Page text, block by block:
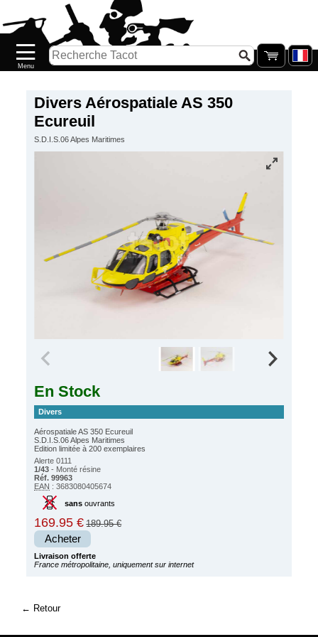
Divers Aérospatiale AS 350
Ecureuil
S.D.I.S.06 Alpes Maritimes
En Stock
Divers
Aérospatiale AS 350 Ecureuil
S.D.I.S.06 Alpes Maritimes
Edition limitée à 200 exemplaires
Alerte 0111
1/43 - Monté résine
Réf. 99963
EAN : 3683080405674
sansouvrants
169.95 € 189.95 €
Acheter
Livraison offerte
France métropolitaine, uniquement sur internet
Retour
Nouveautés
Catalogue/Stock
PETITS
PRIX